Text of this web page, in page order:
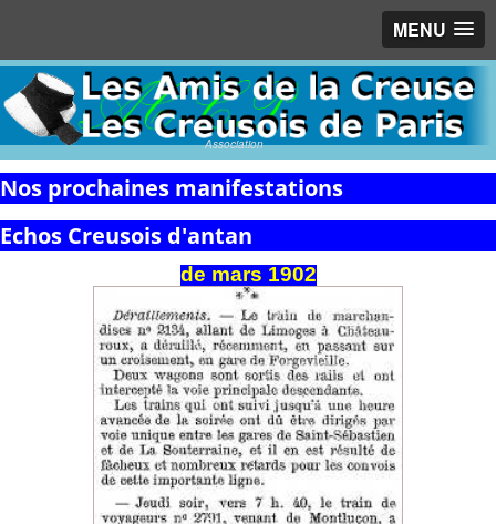
MENU
Association
Nos prochaines manifestations
Echos Creusois d'antan
de mars 1902